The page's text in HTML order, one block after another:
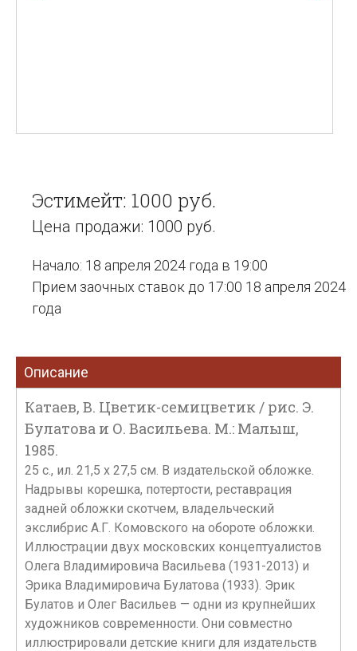
Эстимейт: 1000 руб.
Цена продажи: 1000 руб.
Начало: 18 апреля 2024 года в 19:00
Прием заочных ставок до 17:00 18 апреля 2024
года
Описание
Катаев, В. Цветик-семицветик / рис. Э.
Булатова и О. Васильева. М.: Малыш,
1985.
25 с., ил. 21,5 x 27,5 см. В издательской обложке.
Надрывы корешка, потертости, реставрация
задней обложки скотчем, владельческий
экслибрис А.Г. Комовского на обороте обложки.
Иллюстрации двух московских концептуалистов
Олега Владимировича Васильева (1931-2013) и
Эрика Владимировича Булатова (1933). Эрик
Булатов и Олег Васильев — одни из крупнейших
художников современности. Они совместно
иллюстрировали детские книги для издательств